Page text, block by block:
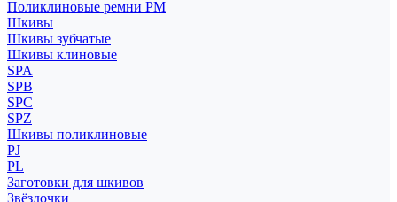
Поликлиновые ремни PM
Шкивы
Шкивы зубчатые
Шкивы клиновые
SPA
SPB
SPC
SPZ
Шкивы поликлиновые
PJ
PL
Заготовки для шкивов
Звёздочки